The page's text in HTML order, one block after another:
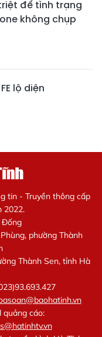
để tình trạng
không chụp
lộ diện
tin - Truyền thông cấp
2022.
Đống
phường Thành
Thành Sen, tỉnh Hà
quảng cáo: